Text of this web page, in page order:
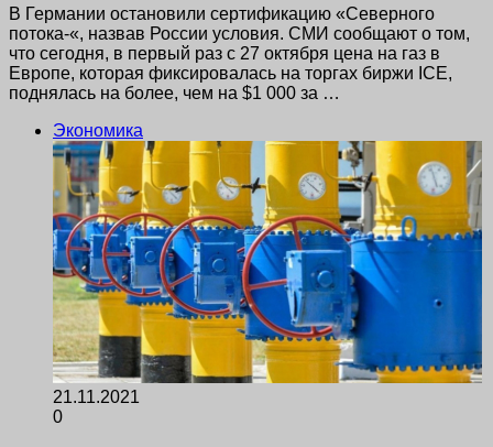
В Германии остановили сертификацию «Северного
потока-«, назвав России условия. СМИ сообщают о том,
что сегодня, в первый раз с 27 октября цена на газ в
Европе, которая фиксировалась на торгах биржи ICE,
поднялась на более, чем на $1 000 за …
Экономика
21.11.2021
0